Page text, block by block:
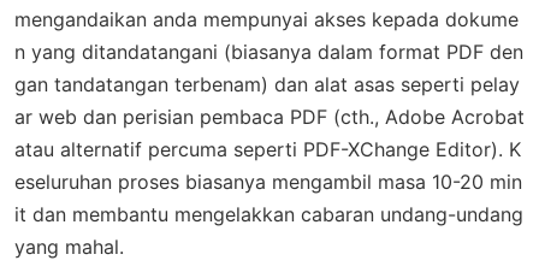
mengandaikan anda mempunyai akses kepada dokume
n yang ditandatangani (biasanya dalam format PDF den
gan tandatangan terbenam) dan alat asas seperti pelay
ar web dan perisian pembaca PDF (cth., Adobe Acrobat
atau alternatif percuma seperti PDF-XChange Editor). K
eseluruhan proses biasanya mengambil masa 10-20 min
it dan membantu mengelakkan cabaran undang-undang
yang mahal.